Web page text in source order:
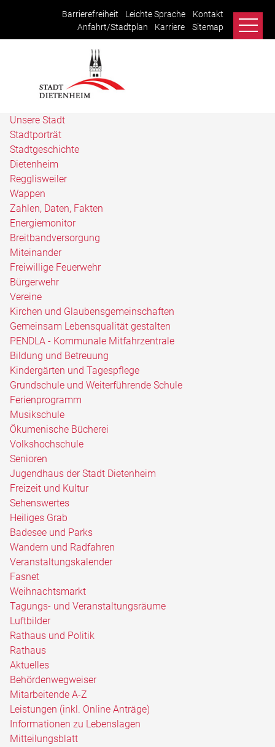
Barrierefreiheit Leichte Sprache
Kontakt
Anfahrt/Stadtplan
Karriere Sitemap
Unsere Stadt
Stadtporträt
Stadtgeschichte
Dietenheim
Regglisweiler
Wappen
Zahlen, Daten, Fakten
Energiemonitor
Breitbandversorgung
Miteinander
Freiwillige Feuerwehr
Bürgerwehr
Vereine
Kirchen und Glaubensgemeinschaften
Gemeinsam Lebensqualität gestalten
PENDLA - Kommunale Mitfahrzentrale
Bildung und Betreuung
Kindergärten und Tagespflege
Grundschule und Weiterführende Schule
Ferienprogramm
Musikschule
Ökumenische Bücherei
Volkshochschule
Senioren
Jugendhaus der Stadt Dietenheim
Freizeit und Kultur
Sehenswertes
Heiliges Grab
Badesee und Parks
Wandern und Radfahren
Veranstaltungskalender
Fasnet
Weihnachtsmarkt
Tagungs- und Veranstaltungsräume
Luftbilder
Rathaus und Politik
Rathaus
Aktuelles
Behördenwegweiser
Mitarbeitende A-Z
Leistungen (inkl. Online Anträge)
Informationen zu Lebenslagen
Mitteilungsblatt